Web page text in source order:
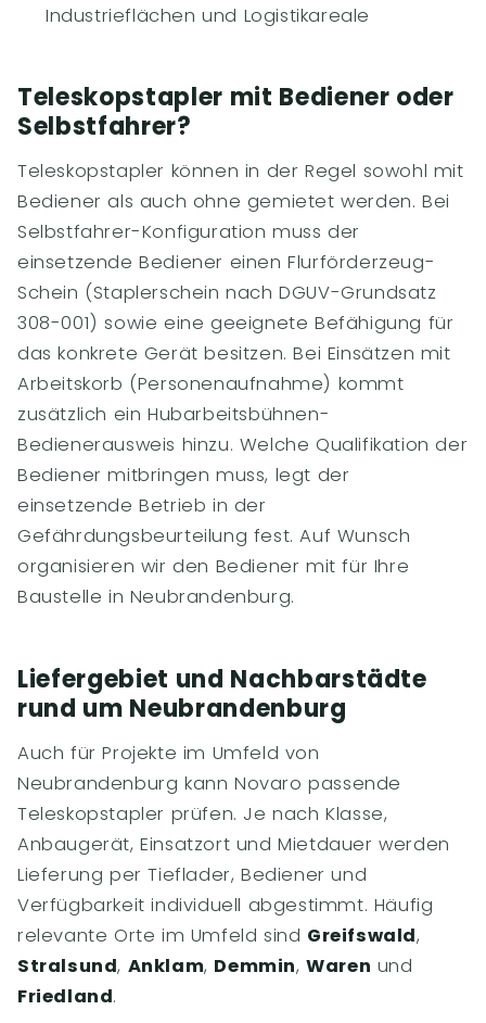
Industrieflächen und Logistikareale
Teleskopstapler mit Bediener oder
Selbstfahrer?
Teleskopstapler können in der Regel sowohl mit
Bediener als auch ohne gemietet werden. Bei
Selbstfahrer-Konfiguration muss der
einsetzende Bediener einen Flurförderzeug-
Schein (Staplerschein nach DGUV-Grundsatz
308-001) sowie eine geeignete Befähigung für
das konkrete Gerät besitzen. Bei Einsätzen mit
Arbeitskorb (Personenaufnahme) kommt
zusätzlich ein Hubarbeitsbühnen-
Bedienerausweis hinzu. Welche Qualifikation der
Bediener mitbringen muss, legt der
einsetzende Betrieb in der
Gefährdungsbeurteilung fest. Auf Wunsch
organisieren wir den Bediener mit für Ihre
Baustelle in Neubrandenburg.
Liefergebiet und Nachbarstädte
rund um Neubrandenburg
Auch für Projekte im Umfeld von
Neubrandenburg kann Novaro passende
Teleskopstapler prüfen. Je nach Klasse,
Anbaugerät, Einsatzort und Mietdauer werden
Lieferung per Tieflader, Bediener und
Verfügbarkeit individuell abgestimmt. Häufig
relevante Orte im Umfeld sind Greifswald,
Stralsund, Anklam, Demmin,Waren und
Friedland.